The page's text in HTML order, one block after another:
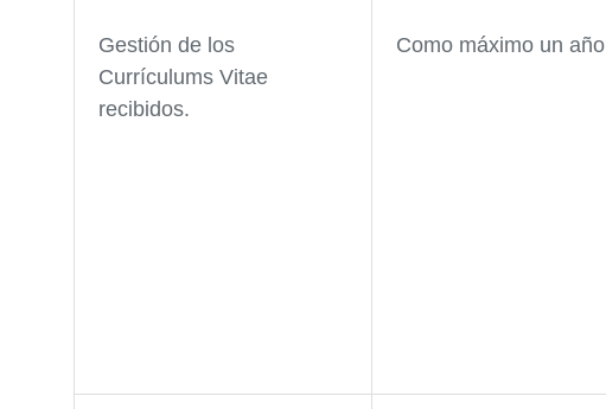
Gestión de los
Currículums Vitae
recibidos.
Como máximo un año